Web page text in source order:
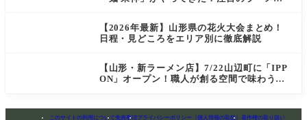
【2026年最新】山形県の花火大会まとめ！
日程・見どころをエリア別に徹底解説
【山形・新ラーメン店】7/22山辺町に「IPP
ON」オープン！職人が創る空間で味わう
このサイトの利用について免責事項プライバシーポリシー（個人情報の取扱） 著作権の取り扱い